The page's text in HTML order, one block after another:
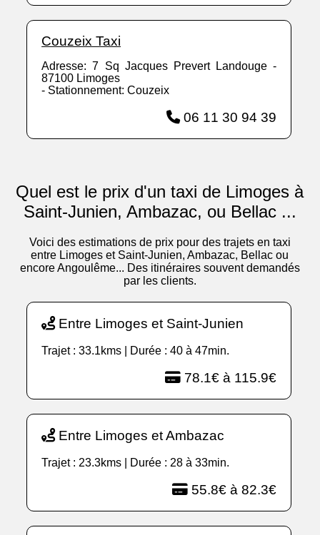
Couzeix Taxi
Adresse: 7 Sq Jacques Prevert Landouge -
87100 Limoges
- Stationnement: Couzeix
06 11 30 94 39
Quel est le prix d'un taxi de Limoges à
Saint-Junien, Ambazac, ou Bellac ...
Voici des estimations de prix pour des trajets en taxi
entre Limoges et Saint-Junien, Ambazac, Bellac ou
encore Angoulême... Des itinéraires souvent demandés
par les clients.
Entre Limoges et Saint-Junien
Trajet : 33.1kms | Durée : 40 à 47min.
78.1€ à 115.9€
Entre Limoges et Ambazac
Trajet : 23.3kms | Durée : 28 à 33min.
55.8€ à 82.3€